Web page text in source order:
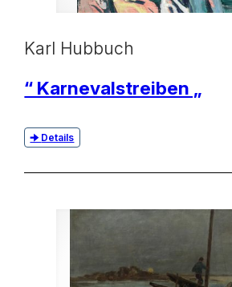
Karl Hubbuch
“ Karnevalstreiben „
Details